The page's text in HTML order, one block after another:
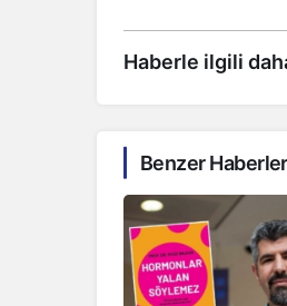
Haberle ilgili
Benzer Haberler